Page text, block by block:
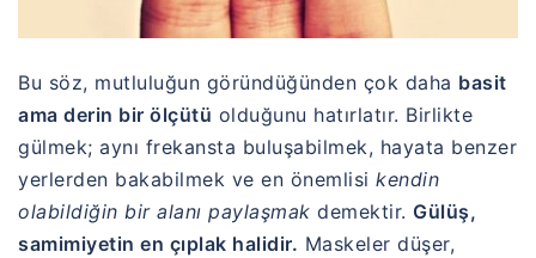
Bu söz, mutluluğun göründüğünden çok daha basit
ama derin bir ölçütü olduğunu hatırlatır. Birlikte
gülmek; aynı frekansta buluşabilmek, hayata benzer
yerlerden bakabilmek ve en önemlisi kendin
olabildiğin bir alanı paylaşmak demektir. Gülüş,
samimiyetin en çıplak halidir. Maskeler düşer,